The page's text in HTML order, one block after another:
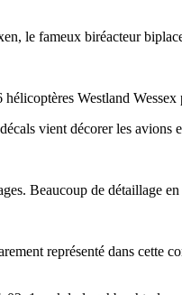
le fameux biréacteur
Westland
vient décorer les avions
Beaucoup de détaillage
représenté dans cette